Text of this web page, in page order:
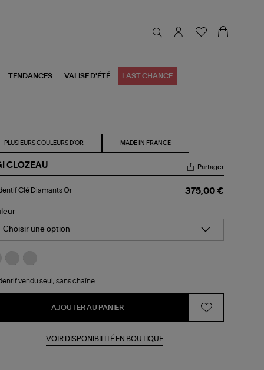
TENDANCES VALISE D'ÉTÉ LAST CHANCE
PLUSIEURS COULEURS D'OR MADE IN FRANCE
CLOZEAU Partager
Clé Diamants Or 375,00 €
Choisir une option
vendu seul, sans chaîne.
AJOUTER AU PANIER
VOIR DISPONIBILITÉ EN BOUTIQUE